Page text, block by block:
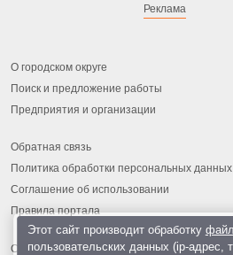
Реклама
О городском округе
Поиск и предложение работы
Предприятия и организации
Обратная связь
Политика обработки персональных данных
Соглашение об использовании
Правила портала
Этот сайт производит обработку
пользовательских данных (ip-адрес,